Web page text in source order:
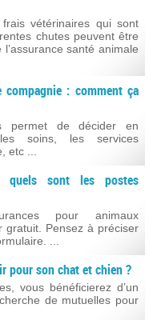
vétérinaires qui sont
chutes peuvent être
santé animale
compagnie : comment ça
permet de décider en
les soins, les services
etc ...
quels sont les postes
pour animaux
gratuit. Pensez à préciser
...
pour son chat et chien ?
vous bénéficierez d’un
de mutuelles pour